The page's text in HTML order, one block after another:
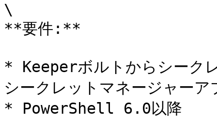
\
**要件:**
* Keeperボルトからシーク
シークレットマネージャーア
* PowerShell 6.0以降